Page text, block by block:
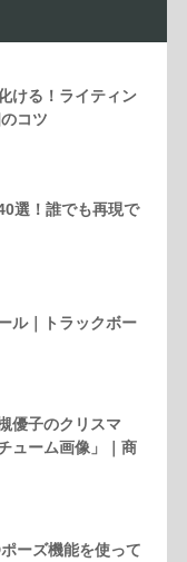
ける！ライティン
コツ
選！誰でも再現で
ル｜トラックボー
優子のクリスマ
ューム画像」｜商
ーズ機能を使って